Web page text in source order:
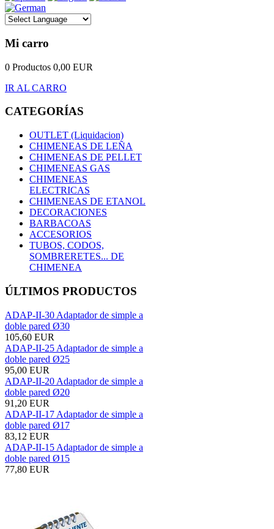
Mi carro
0 Productos 0,00 EUR
IR AL CARRO
CATEGORÍAS
OUTLET (Liquidacion)
CHIMENEAS DE LEÑA
CHIMENEAS DE PELLET
CHIMENEAS GAS
CHIMENEAS
ELECTRICAS
CHIMENEAS DE ETANOL
DECORACIONES
BARBACOAS
ACCESORIOS
TUBOS, CODOS,
SOMBRERETES... DE
CHIMENEA
ÚLTIMOS PRODUCTOS
ADAP-II-30 Adaptador de simple a
doble pared Ø30
105,60 EUR
ADAP-II-25 Adaptador de simple a
doble pared Ø25
95,00 EUR
ADAP-II-20 Adaptador de simple a
doble pared Ø20
91,20 EUR
ADAP-II-17 Adaptador de simple a
doble pared Ø17
83,12 EUR
ADAP-II-15 Adaptador de simple a
doble pared Ø15
77,80 EUR